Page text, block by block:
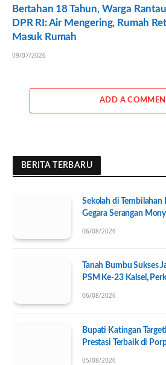
Bertahan 18 Tahun, Warga
DPR RI: Air Mengering, Rumah
Masuk Rumah
09/07/2026
ADD A
BERITA TERBARU
Sekolah di
Gegara Serangan
06/08/2026
Tanah Bumbu Sukses
PSM Ke-23 Kalsel,
06/08/2026
Bupati Katingan
Prestasi Terbaik di
05/08/2026